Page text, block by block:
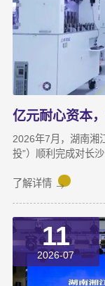
2026年7月，湖南湘
投”）顺利完成对长
本依托旗下自主管
茂第一次走进安牧泉
“挤”。产线布局非常
王茂回忆说：“当时
了解详情
11
2026-07